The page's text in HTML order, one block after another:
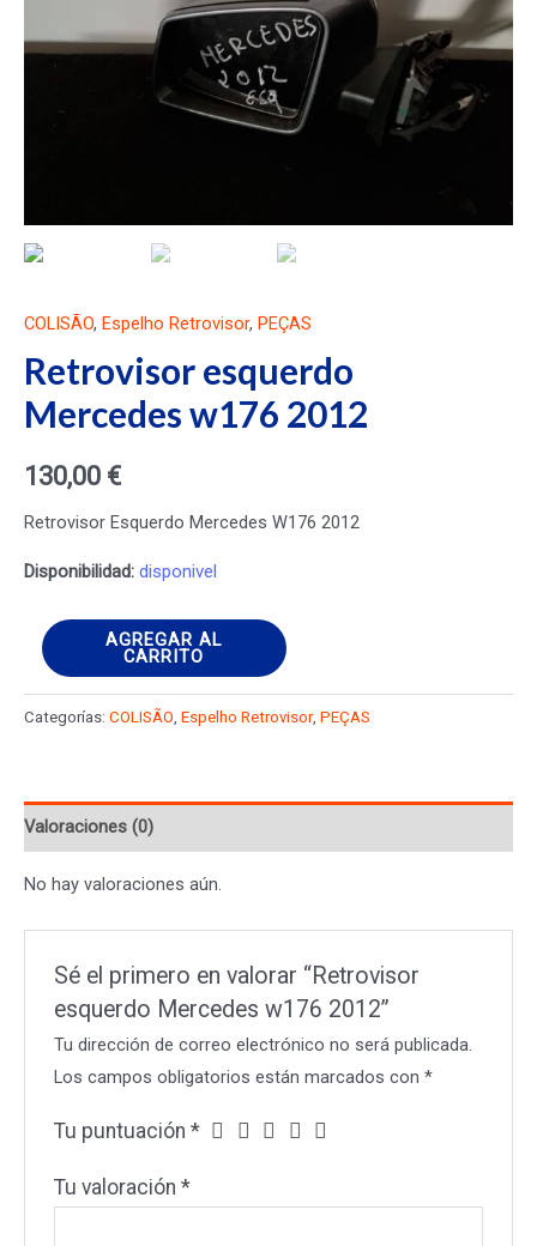
COLISÃO, Espelho Retrovisor, PEÇAS
Retrovisor esquerdo
Mercedes w176 2012
130,00 €
Retrovisor Esquerdo Mercedes W176 2012
Disponibilidad: disponivel
Retrovisor
esquerdo
Mercedes
w176
AGREGAR AL
CARRITO
Categorías: COLISÃO Espelho Retrovisor, PEÇAS
Valoraciones (0)
No hay valoraciones aún.
Sé el primero en valorar “Retrovisor
esquerdo Mercedes w176 2012”
Tu dirección de correo electrónico no será publicada.
Los campos obligatorios están marcados con*
Tu puntuación*
Tu valoración*